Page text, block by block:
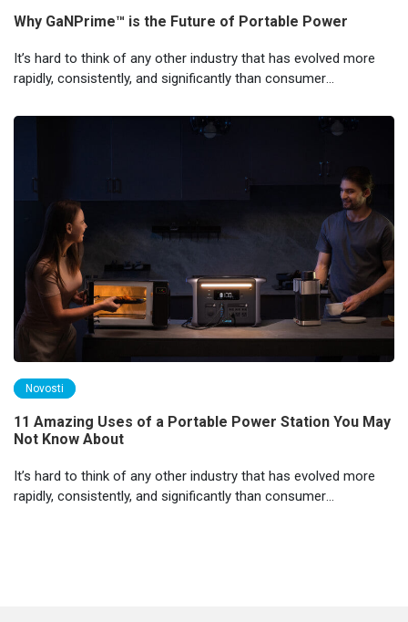
Why GaNPrime™ is the Future of Portable Power
It’s hard to think of any other industry that has evolved more
rapidly, consistently, and significantly than consumer
Novosti
11 Amazing Uses of a Portable Power Station You May
Not Know About
It’s hard to think of any other industry that has evolved more
rapidly, consistently, and significantly than consumer